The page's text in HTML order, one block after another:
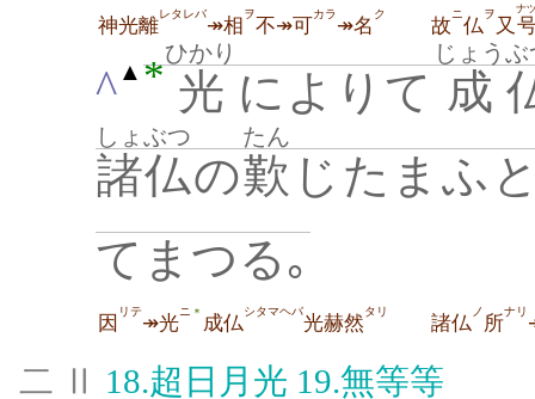
神光離レタレバ↠相ヲ不↠可カラ↠名 ク 故ニ仏ヲ 又
ナ
^ ▲ * 光
ひかり
によりて 成
じょう ぶ
諸仏
しょぶつ
の歎
たん
じたまふ
てまつる｡
因 リテ↠光ニ ＊ 成仏シタマヘバ光赫然タリ 諸仏ノ 所ナリ
二 Ⅱ 18.超日月光 19.無等等